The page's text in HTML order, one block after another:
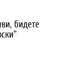
бидете